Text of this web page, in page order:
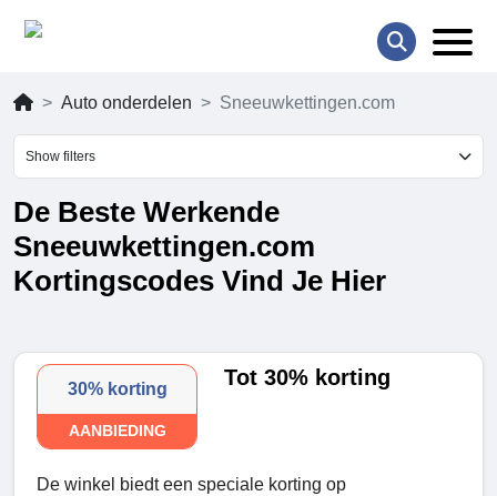
Auto onderdelen Sneeuwkettingen.com
Show filters
De Beste Werkende
Sneeuwkettingen.com
Kortingscodes Vind Je Hier
30% korting
AANBIEDING
Tot 30% korting
De winkel biedt een speciale korting op